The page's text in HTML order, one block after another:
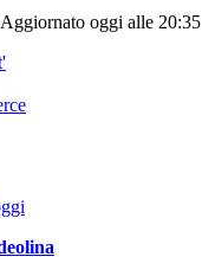
Aggiornato oggi alle 20:35